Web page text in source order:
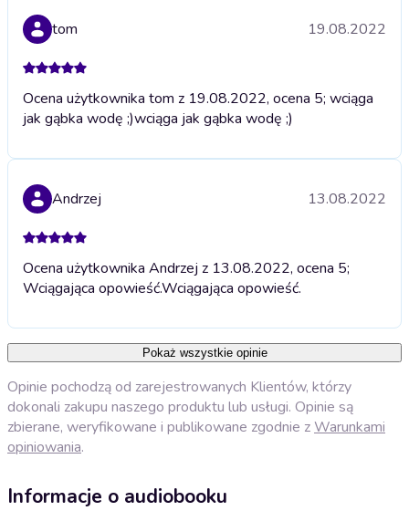
tom 19.08.2022
Ocena użytkownika tom z 19.08.2022, ocena 5; wciąga
jak gąbka wodę ;)wciąga jak gąbka wodę ;)
Andrzej 13.08.2022
Ocena użytkownika Andrzej z 13.08.2022, ocena 5;
Wciągająca opowieść.Wciągająca opowieść.
Pokaż wszystkie opinie
Opinie pochodzą od zarejestrowanych Klientów, którzy
dokonali zakupu naszego produktu lub usługi. Opinie są
zbierane, weryfikowane i publikowane zgodnie zWarunkami
opiniowania.
Informacje o audiobooku